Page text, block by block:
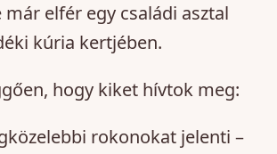
elfér egy családi asztal
kúria kertjében.
hogy kiket hívtok meg:
rokonokat jelenti –